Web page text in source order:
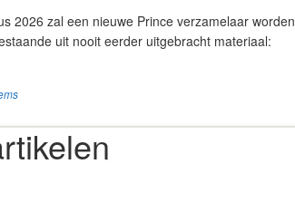
2026 zal een nieuwe Prince verzamelaar worden
uit nooit eerder uitgebracht materiaal: